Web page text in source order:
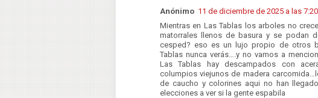
Anónimo 11 de diciembre de 2025 a las 7:20
Mientras en Las Tablas los arboles no
matorrales llenos de basura y se podan
cesped? eso es un lujo propio de otros
Tablas nunca verás….y no vamos a
Las Tablas hay descampados con
columpios viejunos de madera
de caucho y colorines aqui no han
elecciones a ver si la gente espabila